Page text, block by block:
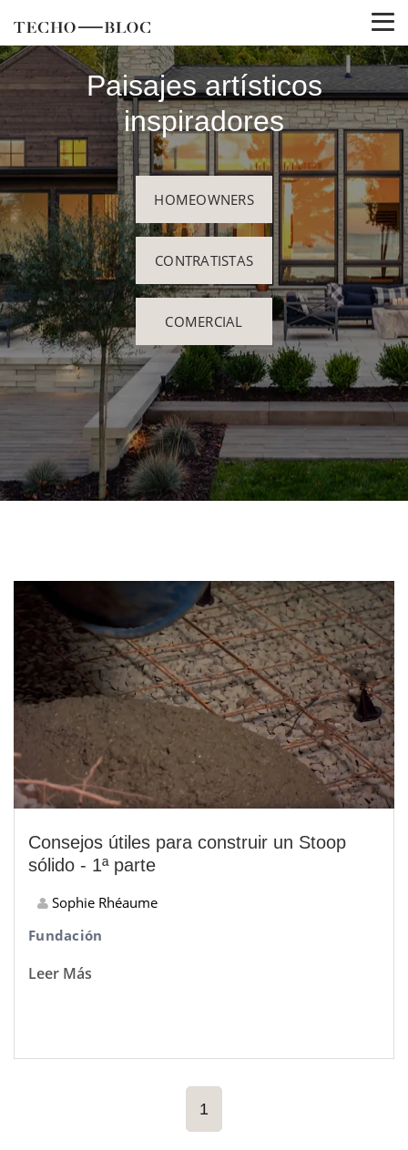
Paisajes artísticos
inspiradores
HOMEOWNERS
CONTRATISTAS
COMERCIAL
Consejos útiles para construir un Stoop
sólido - 1ª parte
Sophie Rhéaume
Fundación
Leer Más
1